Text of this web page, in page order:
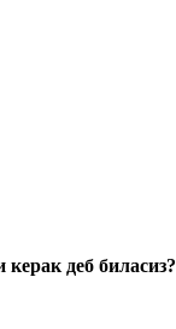
деб биласиз?